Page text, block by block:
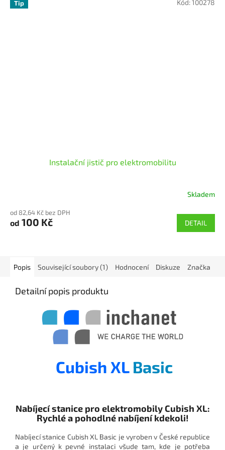
5Tip
Instalační jistič pro elektromobilitu
produktu
je
Skladem
od 82,64 Kč bez DPH
od 100 Kč DETAIL
Kód:100278
Popis Související soubory (1) Hodnocení Diskuze Značka
Detailní popis produktu
Cubish XL Basic
Nabíjecí stanice pro elektromobily Cubish XL:
Rychlé a pohodlné nabíjení kdekoli!
Nabíjecí stanice Cubish XL Basic je vyroben v České republice
a je určený k pevné instalaci všude tam, kde je potřeba